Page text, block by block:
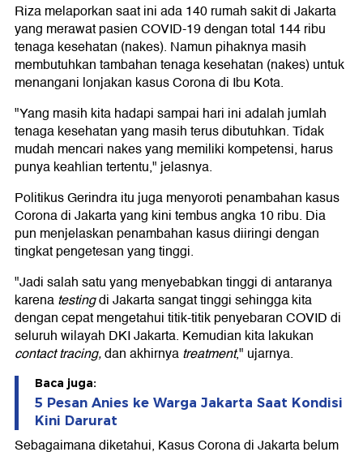
Riza melaporkan saat ini ada 140 rumah sakit di Jakarta
yang merawat pasien COVID-19 dengan total 144 ribu
tenaga kesehatan (nakes). Namun pihaknya masih
membutuhkan tambahan tenaga kesehatan (nakes) untuk
menangani lonjakan kasus Corona di Ibu Kota.
"Yang masih kita hadapi sampai hari ini adalah jumlah
tenaga kesehatan yang masih terus dibutuhkan. Tidak
mudah mencari nakes yang memiliki kompetensi, harus
punya keahlian tertentu," jelasnya.
Politikus Gerindra itu juga menyoroti penambahan kasus
Corona di Jakarta yang kini tembus angka 10 ribu. Dia
pun menjelaskan penambahan kasus diiringi dengan
tingkat pengetesan yang tinggi.
"Jadi salah satu yang menyebabkan tinggi di antaranya
karenatestingdi Jakarta sangat tinggi sehingga kita
dengan cepat mengetahui titik-titik penyebaran COVID di
seluruh wilayah DKI Jakarta. Kemudian kita lakukan
contact tracing,dan akhirnyatreatment," ujarnya.
Baca juga:
5 Pesan Anies ke Warga Jakarta Saat Kondisi
Kini Darurat
Sebagaimana diketahui, Kasus Corona di Jakarta belum